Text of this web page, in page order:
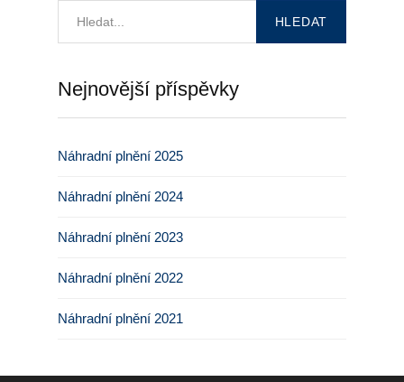
Nejnovější příspěvky
Náhradní plnění 2025
Náhradní plnění 2024
Náhradní plnění 2023
Náhradní plnění 2022
Náhradní plnění 2021